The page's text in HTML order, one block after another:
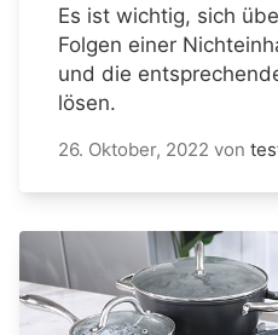
Es ist wichtig, sich
Folgen einer
und die
lösen.
26. Oktober, 2022 von